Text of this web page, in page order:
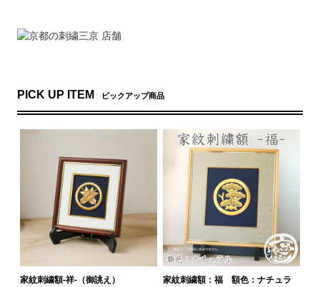
PICK UP ITEM ピックアップ商品
家紋刺繍額-祥-（御誂え）
家紋刺繍額：福 額色：ナチュラ